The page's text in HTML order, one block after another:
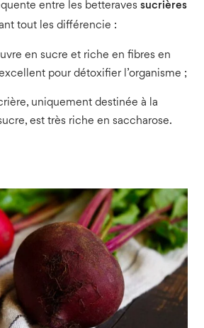
entre les betteraves sucrières
tout les différencie :
en sucre et riche en fibres en
pour détoxifier l’organisme ;
uniquement destinée à la
est très riche en saccharose.